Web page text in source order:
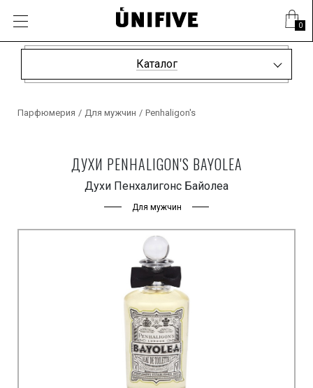
0
Каталог
Парфюмерия / Для мужчин / Penhaligon's
ДУХИ PENHALIGON'S BAYOLEA
Духи Пенхалигонс Байолеа
Для мужчин